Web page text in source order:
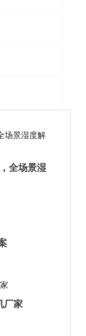
全场景湿
厂家